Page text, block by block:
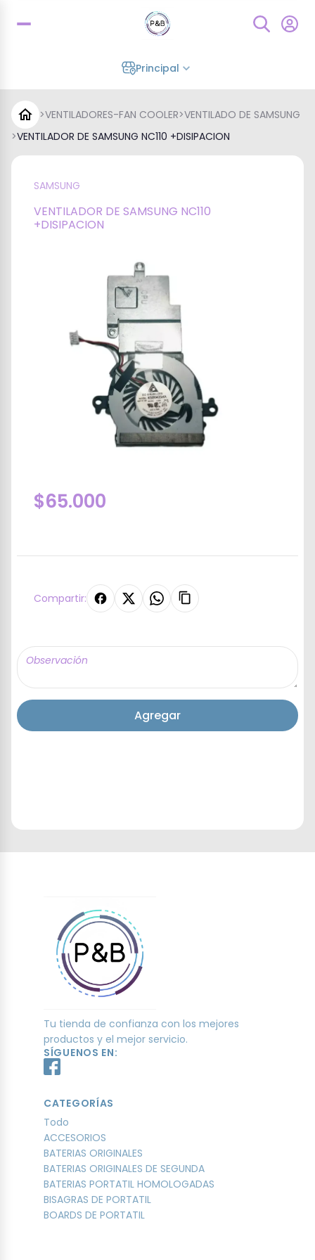
Principal
>VENTILADORES-FAN COOLER>VENTILADO DE SAMSUNG
>VENTILADOR DE SAMSUNG NC110 +DISIPACION
SAMSUNG
VENTILADOR DE SAMSUNG NC110
+DISIPACION
$65.000
Compartir:
Agregar
Tu tienda de confianza con los mejores
productos y el mejor servicio.
SÍGUENOS EN:
CATEGORÍAS
Todo
ACCESORIOS
BATERIAS ORIGINALES
BATERIAS ORIGINALES DE SEGUNDA
BATERIAS PORTATIL HOMOLOGADAS
BISAGRAS DE PORTATIL
BOARDS DE PORTATIL